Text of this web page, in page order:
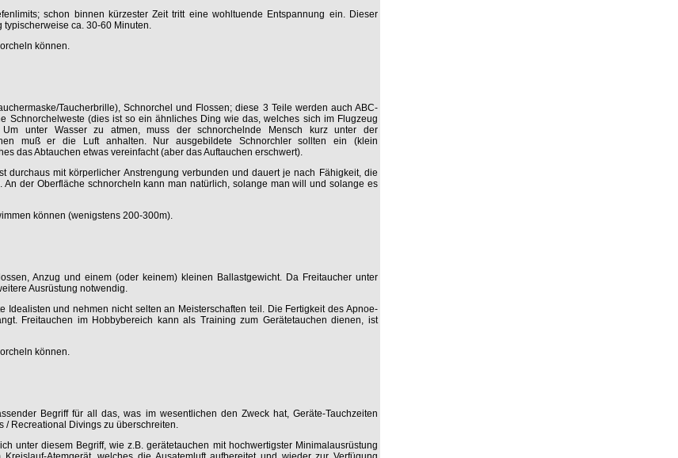
schon binnen kürzester Zeit tritt eine wohltuende Entspannung ein. Dieser
typischerweise ca. 30-60 Minuten.
können.
Taucherbrille), Schnorchel und Flossen; diese 3 Teile werden auch ABC-
Schnorchelweste (dies ist so ein ähnliches Ding wie das, welches sich im Flugzeug
unter Wasser zu atmen, muss der schnorchelnde Mensch kurz unter der
muß er die Luft anhalten. Nur ausgebildete Schnorchler sollten ein (klein
das Abtauchen etwas vereinfacht (aber das Auftauchen erschwert).
durchaus mit körperlicher Anstrengung verbunden und dauert je nach Fähigkeit, die
An der Oberfläche schnorcheln kann man natürlich, solange man will und solange es
können (wenigstens 200-300m).
Anzug und einem (oder keinem) kleinen Ballastgewicht. Da Freitaucher unter
Ausrüstung notwendig.
Idealisten und nehmen nicht selten an Meisterschaften teil. Die Fertigkeit des Apnoe-
Freitauchen im Hobbybereich kann als Training zum Gerätetauchen dienen, ist
können.
Begriff für all das, was im wesentlichen den Zweck hat, Geräte-Tauchzeiten
/ Recreational Divings zu überschreiten.
unter diesem Begriff, wie z.B. gerätetauchen mit hochwertigster Minimalausrüstung